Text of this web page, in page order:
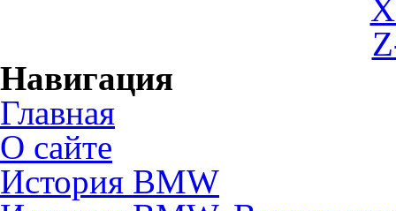
Навигация
Главная
О сайте
История BMW